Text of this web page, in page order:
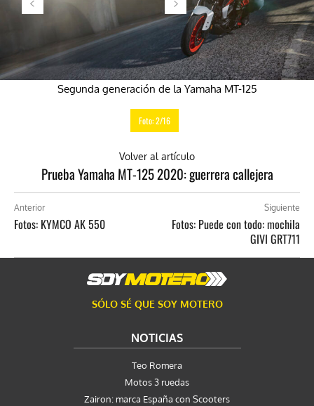
Segunda generación de la Yamaha MT-125
Foto: 2/16
Volver al artículo
Prueba Yamaha MT-125 2020: guerrera callejera
Anterior
Fotos: KYMCO AK 550
Siguiente
Fotos: Puede con todo: mochila
GIVI GRT711
SÓLO SÉ QUE SOY MOTERO
NOTICIAS
Teo Romera
Motos 3 ruedas
Zairon: marca España con Scooters